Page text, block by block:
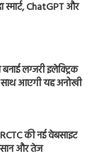
स्मार्ट, ChatGPT और
लग्जरी इलेक्ट्रिक
साथ आएगी यह अनोखी
की नई वेबसाइट
और तेज